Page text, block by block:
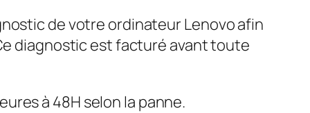
de votre ordinateur Lenovo afin
diagnostic est facturé avant toute
à 48H selon la panne.